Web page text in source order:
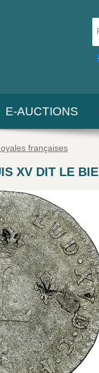
E-AUCTIONS
françaises
XV DIT LE